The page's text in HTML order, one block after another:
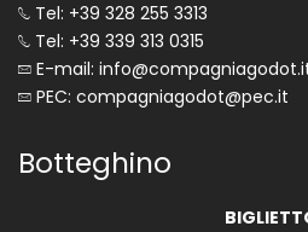
Tel: +39 328 255 3313
Tel: +39 339 313 0315
E-mail:
PEC: compagniagodot@pec.it
Botteghino